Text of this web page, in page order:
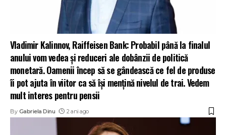
Vladimir Kalinnov, Raiffeisen Bank: Probabil până la finalul
anului vom vedea și reduceri ale dobânzii de politică
monetară. Oamenii încep să se gândească ce fel de produse
îi pot ajuta în viitor ca să își mențină nivelul de trai. Vedem
mult interes pentru pensii
By Gabriela Dinu 2 ani ago